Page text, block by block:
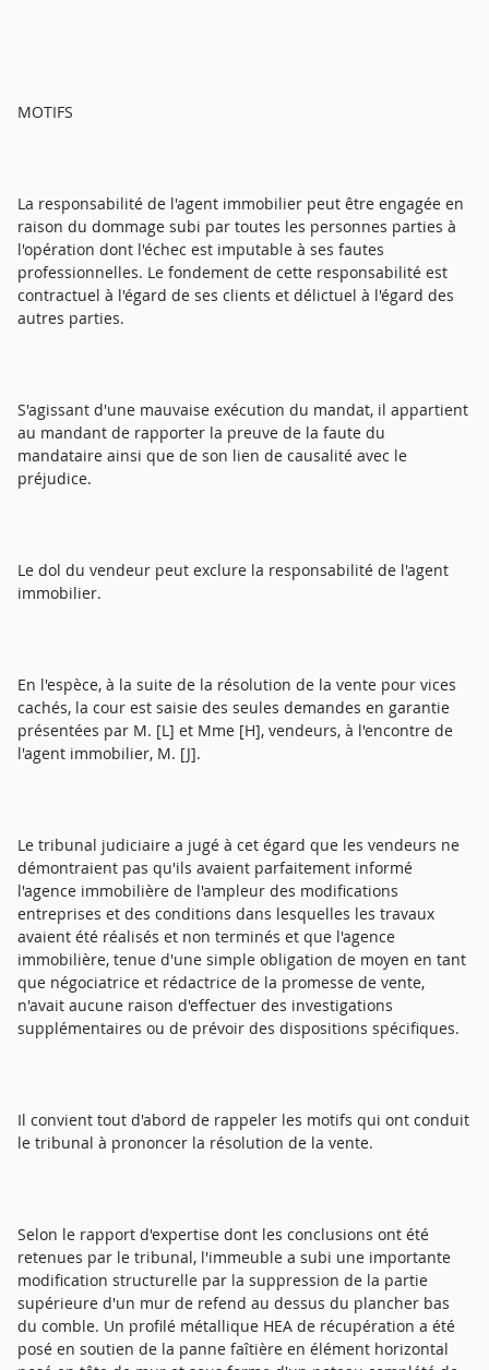
MOTIFS
La responsabilité de l'agent immobilier peut être engagée en
raison du dommage subi par toutes les personnes parties à
l'opération dont l'échec est imputable à ses fautes
professionnelles. Le fondement de cette responsabilité est
contractuel à l'égard de ses clients et délictuel à l'égard des
autres parties.
S'agissant d'une mauvaise exécution du mandat, il appartient
au mandant de rapporter la preuve de la faute du
mandataire ainsi que de son lien de causalité avec le
préjudice.
Le dol du vendeur peut exclure la responsabilité de l'agent
immobilier.
En l'espèce, à la suite de la résolution de la vente pour vices
cachés, la cour est saisie des seules demandes en garantie
présentées par M. [L] et Mme [H], vendeurs, à l'encontre de
l'agent immobilier, M. [J].
Le tribunal judiciaire a jugé à cet égard que les vendeurs ne
démontraient pas qu'ils avaient parfaitement informé
l'agence immobilière de l'ampleur des modifications
entreprises et des conditions dans lesquelles les travaux
avaient été réalisés et non terminés et que l'agence
immobilière, tenue d'une simple obligation de moyen en tant
que négociatrice et rédactrice de la promesse de vente,
n'avait aucune raison d'effectuer des investigations
supplémentaires ou de prévoir des dispositions spécifiques.
Il convient tout d'abord de rappeler les motifs qui ont conduit
le tribunal à prononcer la résolution de la vente.
Selon le rapport d'expertise dont les conclusions ont été
retenues par le tribunal, l'immeuble a subi une importante
modification structurelle par la suppression de la partie
supérieure d'un mur de refend au dessus du plancher bas
du comble. Un profilé métallique HEA de récupération a été
posé en soutien de la panne faîtière en élément horizontal